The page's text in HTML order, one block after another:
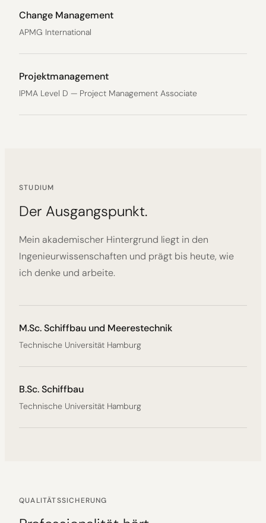
Change Management
APMG International
Projektmanagement
IPMA Level D — Project Management Associate
STUDIUM
Der Ausgangspunkt.
Mein akademischer Hintergrund liegt in den
Ingenieurwissenschaften und prägt bis heute, wie
ich denke und arbeite.
M.Sc. Schiffbau und Meerestechnik
Technische Universität Hamburg
B.Sc. Schiffbau
Technische Universität Hamburg
QUALITÄTSSICHERUNG